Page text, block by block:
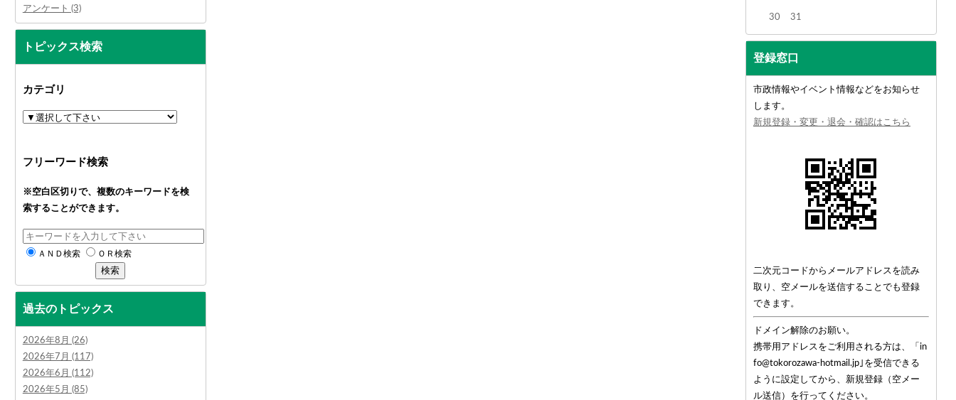
アンケート (3)
トピックス検索
カテゴリ
フリーワード検索
※空白区切りで、複数のキーワードを検
索することができます。
ＡＮＤ検索 ＯＲ検索
過去のトピックス
2026年8月 (26)
2026年7月 (117)
2026年6月 (112)
2026年5月 (85)
30 31
登録窓口
市政情報やイベント情報などをお知らせ
します。
新規登録・変更・退会・確認はこちら
二次元コードからメールアドレスを読み
取り、空メールを送信することでも登録
できます。
ドメイン解除のお願い。
携帯用アドレスをご利用される方は、「in
fo@tokorozawa-hotmail.jp｣を受信できる
ように設定してから、新規登録（空メー
ル送信）を行ってください。